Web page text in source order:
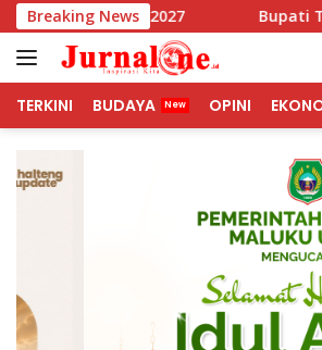
Langsung
ke
konten
Breaking News
2027 Bupati Terima
TERKINI BUDAYA OPINI